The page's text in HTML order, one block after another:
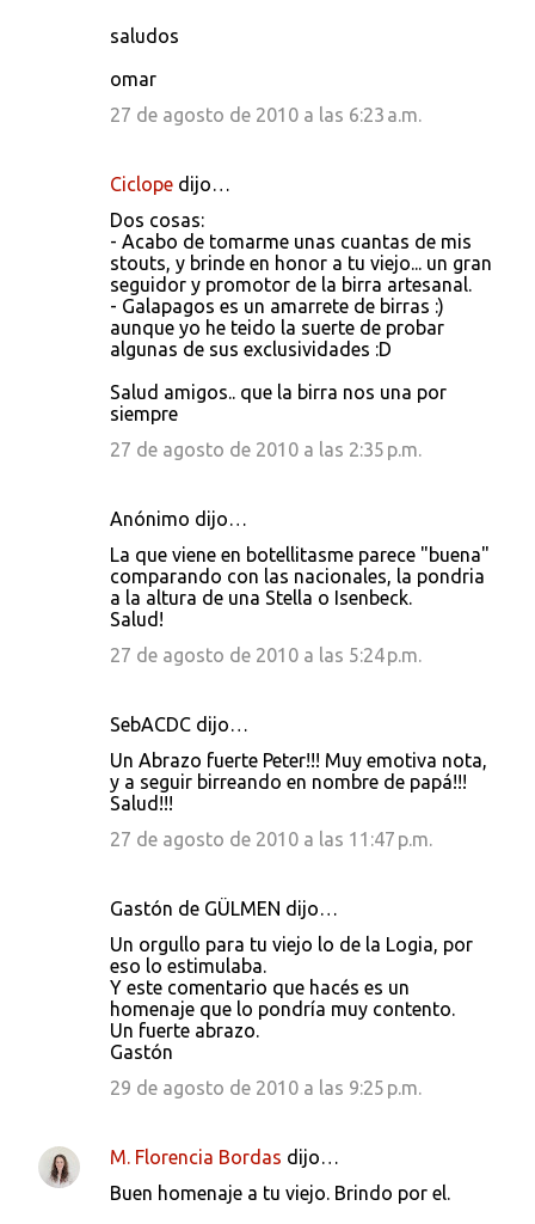
saludos
omar
27 de agosto de 2010 a las 6:23 a.m.
Ciclope dijo…
Dos cosas:
- Acabo de tomarme unas cuantas de mis
stouts, y brinde en honor a tu viejo... un gran
seguidor y promotor de la birra artesanal.
- Galapagos es un amarrete de birras :)
aunque yo he teido la suerte de probar
algunas de sus exclusividades :D
Salud amigos.. que la birra nos una por
siempre
27 de agosto de 2010 a las 2:35 p.m.
Anónimo dijo…
La que viene en botellitasme parece "buena"
comparando con las nacionales, la pondria
a la altura de una Stella o Isenbeck.
Salud!
27 de agosto de 2010 a las 5:24 p.m.
SebACDC dijo…
Un Abrazo fuerte Peter!!! Muy emotiva nota,
y a seguir birreando en nombre de papá!!!
Salud!!!
27 de agosto de 2010 a las 11:47 p.m.
Gastón de GÜLMEN dijo…
Un orgullo para tu viejo lo de la Logia, por
eso lo estimulaba.
Y este comentario que hacés es un
homenaje que lo pondría muy contento.
Un fuerte abrazo.
Gastón
29 de agosto de 2010 a las 9:25 p.m.
M. Florencia Bordas dijo…
Buen homenaje a tu viejo. Brindo por el.